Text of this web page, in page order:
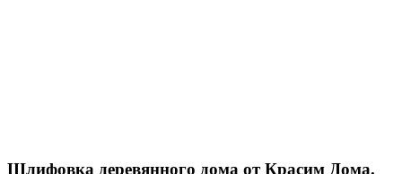
Шлифовка деревянного дома от Красим Дома.